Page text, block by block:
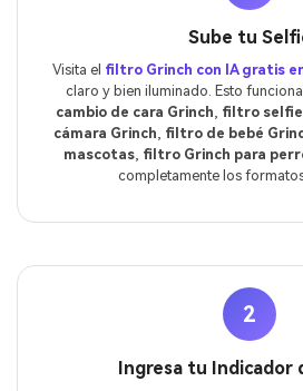
Sube tu
Visita el filtro Grinch con IA gratis
claro y bien iluminado. Esto
cambio de cara Grinch filtro selfie
cámara Grinch filtro de bebé
mascotas, filtro Grinch para
completamente los formatos
2
Ingresa tu Indicador